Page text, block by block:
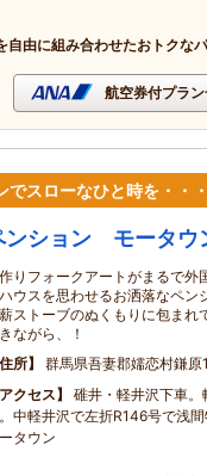
自由に組み合わせたおトクな
航空券付プラ
スローなひと時を・・
ンション モータウ
りフォークアートがまるで外
ウスを思わせるお洒落なペン
ストーブのぬくもりに包まれ
ながら、！
住所
群馬県吾妻郡嬬恋村鎌
アクセス
碓井・軽井沢下車。
中軽井沢で左折R146号で浅
タウン